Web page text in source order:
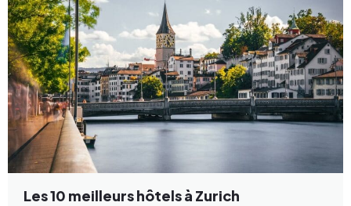
Les 10 meilleurs hôtels à Zurich